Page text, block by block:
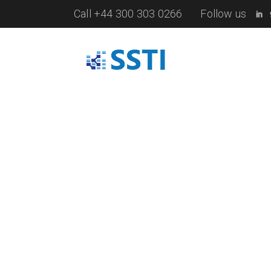
Call +44 300 303 0266 Follow us